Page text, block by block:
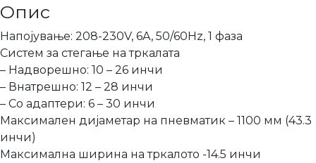
Опис
Напојување: 208-230V, 6A, 50/60Hz, 1 фаза
Систем за стегање на тркалата
– Надворешно: 10 – 26 инчи
– Внатрешно: 12 – 28 инчи
– Со адаптери: 6 – 30 инчи
Максимален дијаметар на пневматик – 1100 мм (43.3
инчи)
Максимална ширина на тркалото -14.5 инчи